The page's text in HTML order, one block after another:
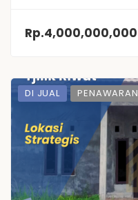
Rp.4,000,000,000
DI JUAL PENAWARAN